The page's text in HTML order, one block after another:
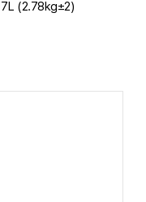
7L (2.78kg±2)